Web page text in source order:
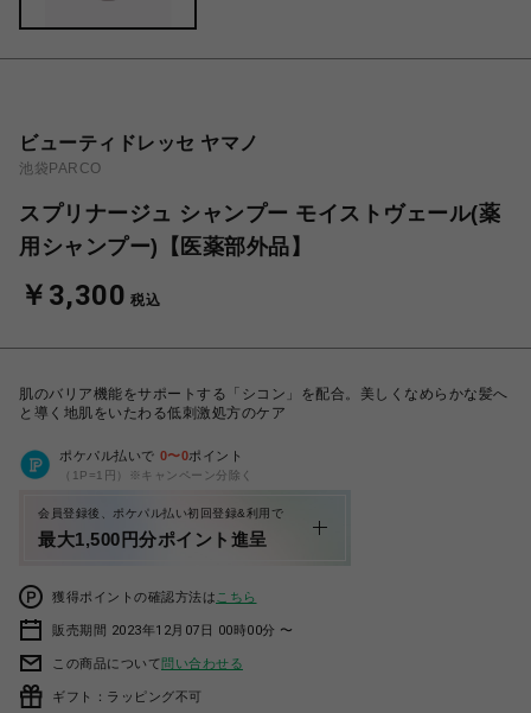
ビューティドレッセ ヤマノ
池袋PARCO
スプリナージュ シャンプー モイストヴェール(薬
用シャンプー)【医薬部外品】
￥3,300 税込
肌のバリア機能をサポートする「シコン」を配合。美しくなめらかな髪へ
と導く地肌をいたわる低刺激処方のケア
ポケパル払いで 0〜0ポイント
（1P=1円）※キャンペーン分除く
会員登録後、ポケパル払い初回登録&利用で
最大1,500円分ポイント進呈
獲得ポイントの確認方法は こちら
販売期間 2023年12月07日 00時00分 〜
この商品について問い合わせる
ギフト：ラッピング不可